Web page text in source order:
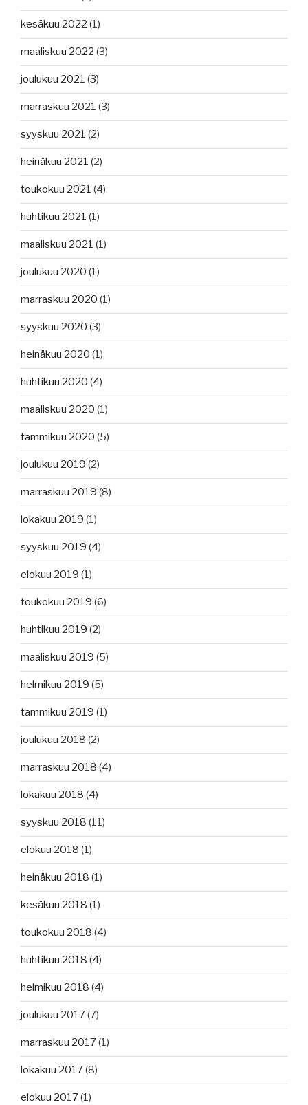
kesäkuu 2022 (1)
maaliskuu 2022 (3)
joulukuu 2021 (3)
marraskuu 2021 (3)
syyskuu 2021 (2)
heinäkuu 2021 (2)
toukokuu 2021 (4)
huhtikuu 2021 (1)
maaliskuu 2021 (1)
joulukuu 2020 (1)
marraskuu 2020 (1)
syyskuu 2020 (3)
heinäkuu 2020 (1)
huhtikuu 2020 (4)
maaliskuu 2020 (1)
tammikuu 2020 (5)
joulukuu 2019 (2)
marraskuu 2019 (8)
lokakuu 2019 (1)
syyskuu 2019 (4)
elokuu 2019 (1)
toukokuu 2019 (6)
huhtikuu 2019 (2)
maaliskuu 2019 (5)
helmikuu 2019 (5)
tammikuu 2019 (1)
joulukuu 2018 (2)
marraskuu 2018 (4)
lokakuu 2018 (4)
syyskuu 2018 (11)
elokuu 2018 (1)
heinäkuu 2018 (1)
kesäkuu 2018 (1)
toukokuu 2018 (4)
huhtikuu 2018 (4)
helmikuu 2018 (4)
joulukuu 2017(7)
marraskuu 2017(1)
lokakuu 2017(8)
elokuu 2017(1)